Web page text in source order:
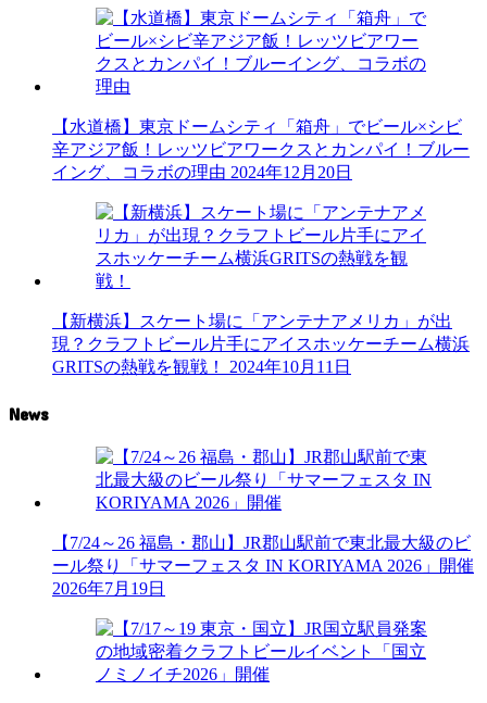
【水道橋】東京ドームシティ「箱舟」でビール×シビ
辛アジア飯！レッツビアワークスとカンパイ！ブルー
イング、コラボの理由 2024年12月20日
【新横浜】スケート場に「アンテナアメリカ」が出
現？クラフトビール片手にアイスホッケーチーム横浜
GRITSの熱戦を観戦！
2024年10月11日
News
【7/24～26 福島・郡山】JR郡山駅前で東北最大級のビ
ール祭り「サマーフェスタ IN KORIYAMA 2026」開催
2026年7月19日